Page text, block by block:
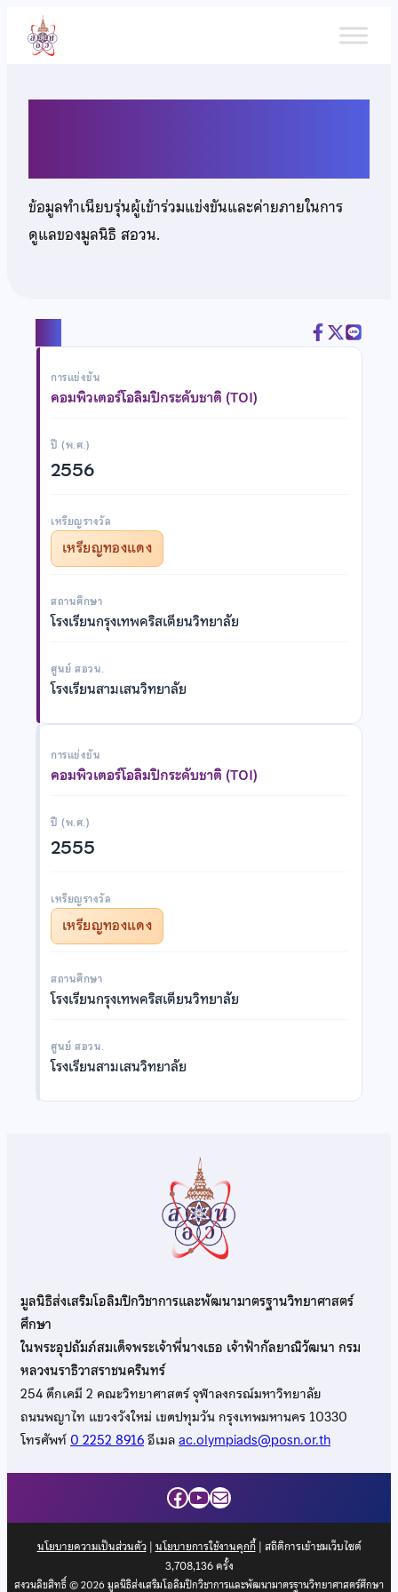
เนื้อหา
ข้อมูลทำเนียบรุ่นผู้เข้าร่วมแข่งขันและค่ายภายในการ
ดูแลของมูลนิธิ สอวน.
การแข่งขัน
คอมพิวเตอร์โอลิมปิกระดับชาติ (TOI)
ปี (พ.ศ.)
2556
เหรียญรางวัล
เหรียญทองแดง
สถานศึกษา
โรงเรียนกรุงเทพคริสเตียนวิทยาลัย
ศูนย์ สอวน.
โรงเรียนสามเสนวิทยาลัย
การแข่งขัน
คอมพิวเตอร์โอลิมปิกระดับชาติ (TOI)
ปี (พ.ศ.)
2555
เหรียญรางวัล
เหรียญทองแดง
สถานศึกษา
โรงเรียนกรุงเทพคริสเตียนวิทยาลัย
ศูนย์ สอวน.
โรงเรียนสามเสนวิทยาลัย
มูลนิธิส่งเสริมโอลิมปิกวิชาการและพัฒนามาตรฐานวิทยาศาสตร์
ศึกษา
ในพระอุปถัมภ์สมเด็จพระเจ้าพี่นางเธอ เจ้าฟ้ากัลยาณิวัฒนา กรม
หลวงนราธิวาสราชนครินทร์
254 ตึกเคมี 2 คณะวิทยาศาสตร์ จุฬาลงกรณ์มหาวิทยาลัย
ถนนพญาไท แขวงวังใหม่ เขตปทุมวัน กรุงเทพมหานคร 10330
โทรศัพท์0 2252 8916อีเมลac.olympiads@posn.or.th
Facebook
YouTube
Mail
นโยบายความเป็นส่วนตัว| นโยบายการใช้งานคุกกี้| สถิติการเข้าชมเว็บไซต์
3,708,136ครั้ง
สงวนลิขสิทธิ์ © 2026 มูลนิธิส่งเสริมโอลิมปิกวิชาการและพัฒนามาตรฐานวิทยาศาสตร์ศึกษา